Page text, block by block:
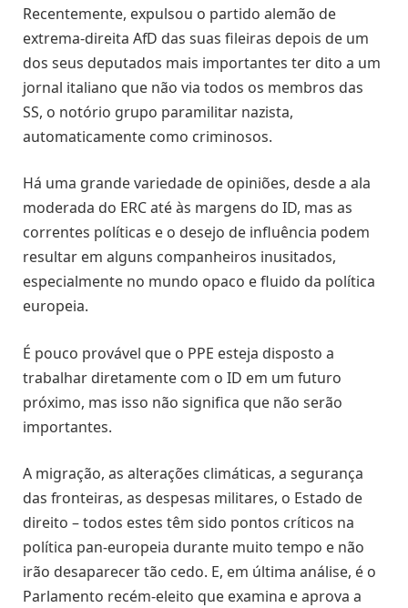
Recentemente, expulsou o partido alemão de
extrema-direita AfD das suas fileiras depois de um
dos seus deputados mais importantes ter dito a um
jornal italiano que não via todos os membros das
SS, o notório grupo paramilitar nazista,
automaticamente como criminosos.
Há uma grande variedade de opiniões, desde a ala
moderada do ERC até às margens do ID, mas as
correntes políticas e o desejo de influência podem
resultar em alguns companheiros inusitados,
especialmente no mundo opaco e fluido da política
europeia.
É pouco provável que o PPE esteja disposto a
trabalhar diretamente com o ID em um futuro
próximo, mas isso não significa que não serão
importantes.
A migração, as alterações climáticas, a segurança
das fronteiras, as despesas militares, o Estado de
direito – todos estes têm sido pontos críticos na
política pan-europeia durante muito tempo e não
irão desaparecer tão cedo. E, em última análise, é o
Parlamento recém-eleito que examina e aprova a